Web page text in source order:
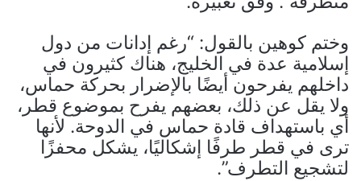
وختم كوهين بالقول: “رغم إدانات من دول
إسلامية عدة في الخليج، هناك كثيرون في
داخلهم يفرحون أيضًا بالإضرار بحركة حماس،
ولا يقل عن ذلك، بعضهم يفرح بموضوع قطر،
أي باستهداف قادة حماس في الدوحة. لأنها
ترى في قطر طرفًا إشكاليًا، يشكل محفزًا
لتشجيع التطرف”.